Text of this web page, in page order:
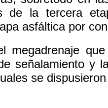
de la tercera
asfáltica por
megadrenaje
señalamiento y
se